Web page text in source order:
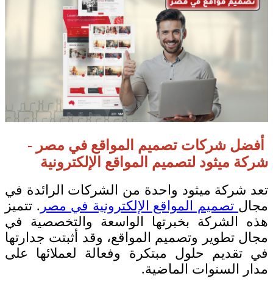
أفضل شركات تصميم المواقع في مصر -
شركة ميثود لتصميم المواقع الإلكترونية
تعد شركة ميثود واحدة من الشركات الرائدة في
مجال تصميم المواقع الإلكترونية في مصر . تتميز
هذه الشركة بخبرتها الواسعة والتخصصية في
مجال تطوير وتصميم المواقع، وقد أثبتت جدارتها
في تقديم حلول مبتكرة وفعالة لعملائها على
مدار السنوات الماضية.